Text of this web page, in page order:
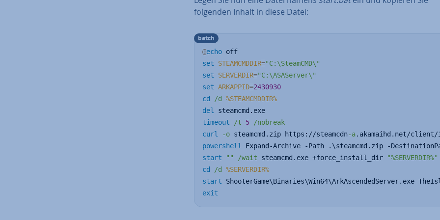
folgenden Inhalt in diese Datei:
@echo off
set
STEAMCMDDIR="C:\SteamCMD\"
set
SERVERDIR="C:\ASAServer\"
set ARKAPPID=2430930
cd
/d
%STEAMCMDDIR%
del
steamcmd.exe
timeout
/t 5
/nobreak
curl
-o steamcmd.zip https://steamcdn-a.akamaihd.net/client/
powershell
Expand-Archive -Path .\steamcmd.zip -
start
"" /wait steamcmd.exe +force_install_dir "%SERVERDIR%"
cd
/d
%SERVERDIR%
start ShooterGame\Binaries\Win64\ArkAscendedServer.exe
exit
batch